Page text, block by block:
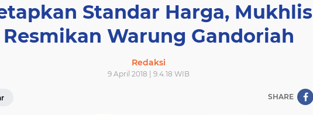
Standar Harga, Mukhlis
Resmikan Warung Gandoriah
Redaksi
9 April 2018 | 9.4.18 WIB
SHARE